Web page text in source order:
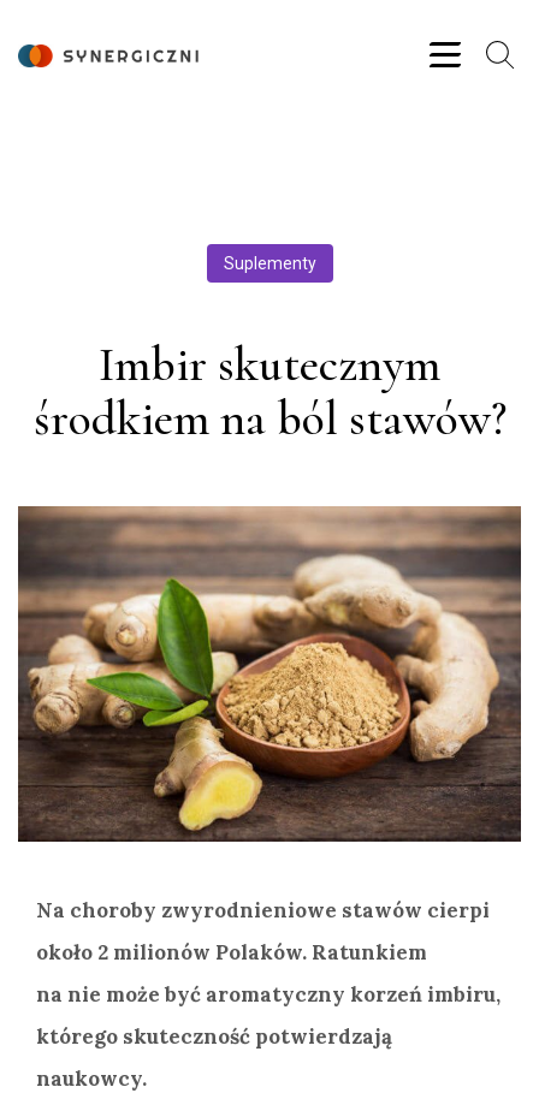
Suplementy
Imbir skutecznym
środkiem na ból stawów?
Na choroby zwyrodnieniowe stawów cierpi
około 2 milionów Polaków. Ratunkiem
na nie może być aromatyczny korzeń imbiru,
którego skuteczność potwierdzają
naukowcy.